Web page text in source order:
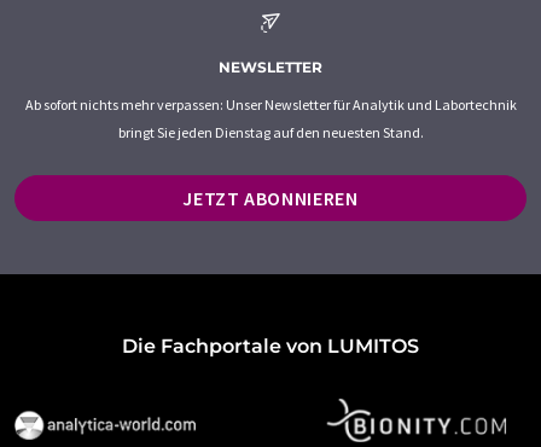
NEWSLETTER
Ab sofort nichts mehr verpassen: Unser Newsletter für Analytik und Labortechnik
bringt Sie jeden Dienstag auf den neuesten Stand.
JETZT ABONNIEREN
Die Fachportale von LUMITOS